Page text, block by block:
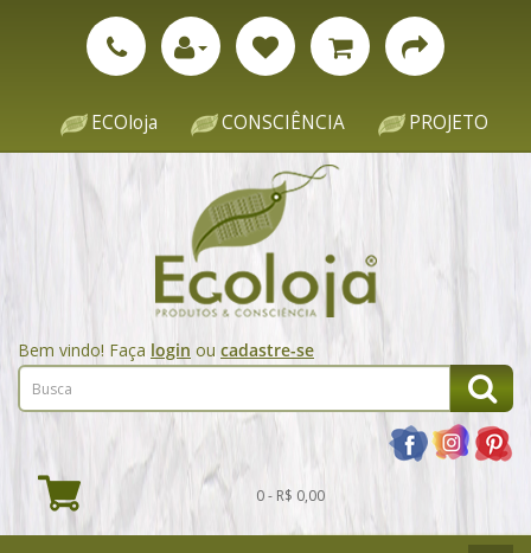
ECOloja CONSCIÊNCIA PROJETO
Bem vindo! Faça login ou cadastre-se
0 - R$ 0,00